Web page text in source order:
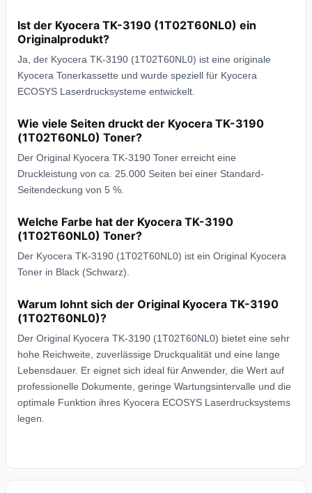
Ist der Kyocera TK-3190 (1T02T60NL0) ein
Originalprodukt?
Ja, der Kyocera TK-3190 (1T02T60NL0) ist eine originale
Kyocera Tonerkassette und wurde speziell für Kyocera
ECOSYS Laserdrucksysteme entwickelt.
Wie viele Seiten druckt der Kyocera TK-3190
(1T02T60NL0) Toner?
Der Original Kyocera TK-3190 Toner erreicht eine
Druckleistung von ca. 25.000 Seiten bei einer Standard-
Seitendeckung von 5 %.
Welche Farbe hat der Kyocera TK-3190
(1T02T60NL0) Toner?
Der Kyocera TK-3190 (1T02T60NL0) ist ein Original Kyocera
Toner in Black (Schwarz).
Warum lohnt sich der Original Kyocera TK-3190
(1T02T60NL0)?
Der Original Kyocera TK-3190 (1T02T60NL0) bietet eine sehr
hohe Reichweite, zuverlässige Druckqualität und eine lange
Lebensdauer. Er eignet sich ideal für Anwender, die Wert auf
professionelle Dokumente, geringe Wartungsintervalle und die
optimale Funktion ihres Kyocera ECOSYS Laserdrucksystems
legen.